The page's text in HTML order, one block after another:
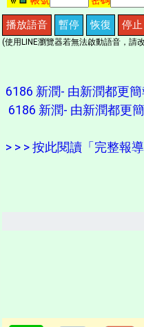
播放語音 暫停 恢復 停止
(使用LINE瀏覽器若無法啟動語音，請
6186 新潤- 由新潤都更
6186 新潤- 由新潤都更
> > > 按此閱讀「完整報導